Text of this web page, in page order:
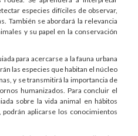
especies difíciles de observar,
También se abordará la relevancia
y su papel en la conservación
para acercarse a la fauna urbana
las especies que habitan el núcleo
y se transmitirá la importancia de
humanizados. Para concluir el
sobre la vida animal en hábitos
aplicarse los conocimientos